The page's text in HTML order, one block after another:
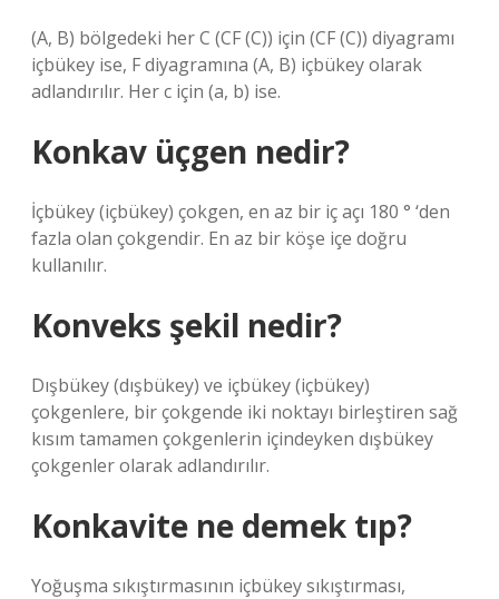
(A, B) bölgedeki her C (CF (C)) için (CF (C)) diyagramı
içbükey ise, F diyagramına (A, B) içbükey olarak
adlandırılır. Her c için (a, b) ise.
Konkav üçgen nedir?
İçbükey (içbükey) çokgen, en az bir iç açı 180 ° ‘den
fazla olan çokgendir. En az bir köşe içe doğru
kullanılır.
Konveks şekil nedir?
Dışbükey (dışbükey) ve içbükey (içbükey)
çokgenlere, bir çokgende iki noktayı birleştiren sağ
kısım tamamen çokgenlerin içindeyken dışbükey
çokgenler olarak adlandırılır.
Konkavite ne demek tıp?
Yoğuşma sıkıştırmasının içbükey sıkıştırması,